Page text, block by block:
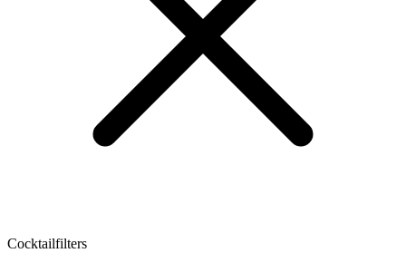
Cocktailfilters